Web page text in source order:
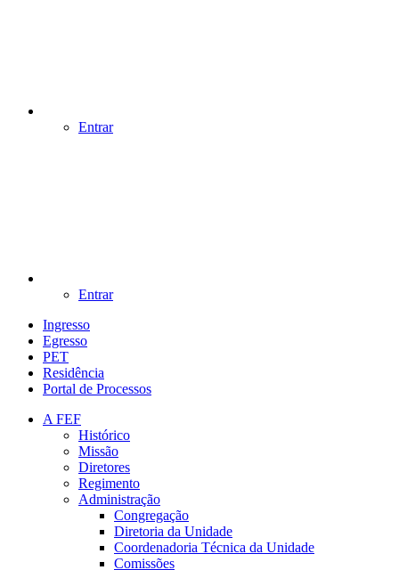
Entrar
Entrar
Ingresso
Egresso
PET
Residência
Portal de Processos
A FEF
Histórico
Missão
Diretores
Regimento
Administração
Congregação
Diretoria da Unidade
Coordenadoria Técnica da Unidade
Comissões